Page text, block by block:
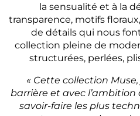
la sensualité et à la
transparence, motifs
de détails qui nous
collection pleine de
structurées, perlées,
« Cette collection
barrière et avec
savoir-faire les plus